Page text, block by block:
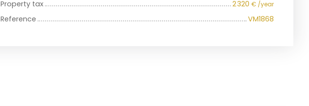
Property tax
2 320 € /year
Reference VM1868